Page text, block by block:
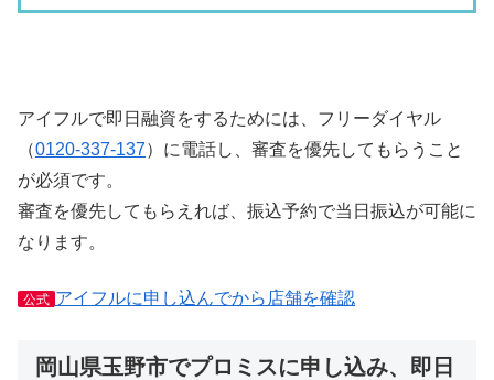
アイフルで即日融資をするためには、フリーダイヤル
（0120-337-137）に電話し、審査を優先してもらうこと
が必須です。
審査を優先してもらえれば、振込予約で当日振込が可能に
なります。
公式 アイフルに申し込んでから店舗を確認
岡山県玉野市でプロミスに申し込み、即日